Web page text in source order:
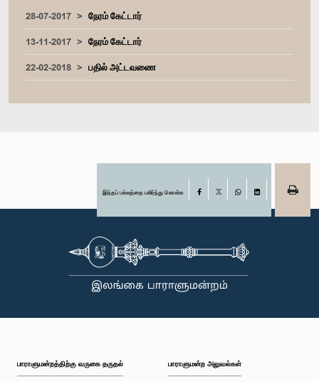
28-07-2017
நேரம் கேட்டார்
13-11-2017
நேரம் கேட்டார்
22-02-2018
பதில் அட்டவணை
இந்தப் பக்கத்தை பகிர்ந்து கொள்க Facebook
பாராளுமன்றத்திற்கு வருகை தருதல் பாராளுமன்ற அலுவல்கள்